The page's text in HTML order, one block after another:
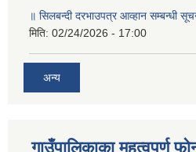
॥ सिलबन्दी दरभाउपत्र आव्हान सम्बन्धी
मिति: 02/24/2026 - 17:00
अन्य
गाउँपालिकाका महत्वपूर्ण